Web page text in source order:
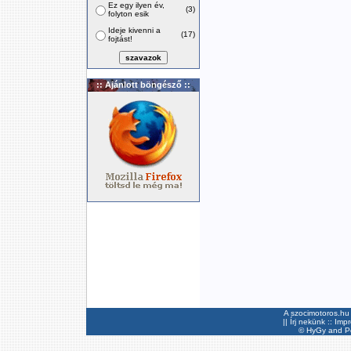
Ez egy ilyen év,
folyton esik
(3)
Ideje kivenni a
fojtást!
(17)
:: Ajánlott böngésző ::
A
|| Írj nekünk ::
©HyGyand